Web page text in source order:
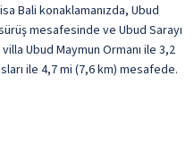
Bali konaklamanızda, Ubud
mesafesinde ve Ubud Sarayı
Ubud Maymun Ormanı ile 3,2
ile 4,7 mi (7,6 km) mesafede.